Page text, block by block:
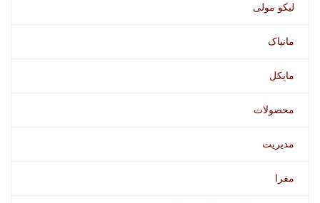
لیکو مولی
مانیاک
مایکل
محصولات
مدیریت
مفرا